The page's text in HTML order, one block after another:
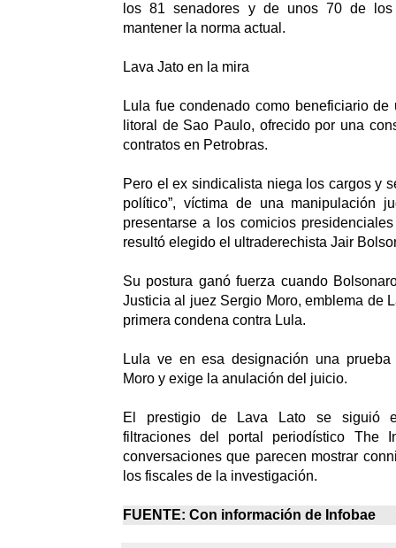
los 81 senadores y de unos 70 de
mantener la norma actual.
Lava Jato en la mira
Lula fue condenado como beneficiario
litoral de Sao Paulo, ofrecido por una
contratos en Petrobras.
Pero el ex sindicalista niega los cargos y
político”, víctima de una manipulación
presentarse a los comicios
resultó elegido el ultraderechista Jair
Su postura ganó fuerza cuando
Justicia al juez Sergio Moro, emblema de
primera condena contra Lula.
Lula ve en esa designación una
Moro y exige la anulación del juicio.
El prestigio de Lava Lato se siguió
filtraciones del portal periodístico The
conversaciones que parecen mostrar
los fiscales de la investigación.
FUENTE: Con información de Infobae